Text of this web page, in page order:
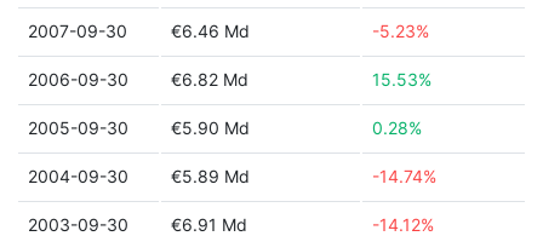
2007-09-30 €6.46 Md -5.23%
2006-09-30 €6.82 Md 15.53%
2005-09-30 €5.90 Md 0.28%
2004-09-30 €5.89 Md -14.74%
2003-09-30 €6.91 Md -14.12%